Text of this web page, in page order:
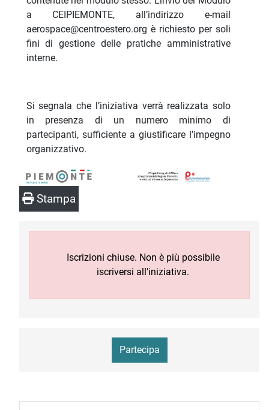
a CEIPIEMONTE, all’indirizzo e-mail
aerospace@centroestero.org è richiesto per soli
fini di gestione delle pratiche amministrative
interne.
Si segnala che l’iniziativa verrà realizzata solo
in presenza di un numero minimo di
partecipanti, sufficiente a giustificare l’impegno
organizzativo.
Stampa
Iscrizioni chiuse. Non è più possibile
iscriversi all'iniziativa.
Partecipa